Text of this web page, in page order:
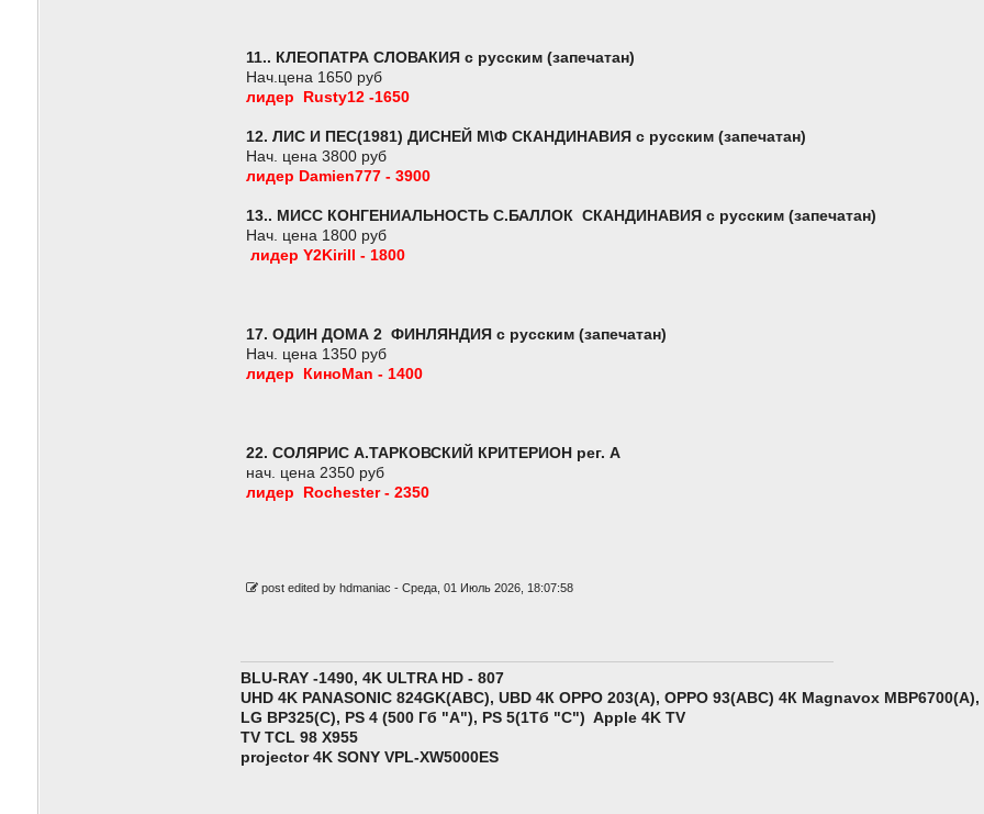
11.. КЛЕОПАТРА СЛОВАКИЯ с русским (запечатан)
Нач.цена 1650 руб
лидер Rusty12 -1650
12. ЛИС И ПЕС(1981) ДИСНЕЙ М\Ф СКАНДИНАВИЯ с русским (запечатан)
Нач. цена 3800 руб
лидер Damien777 - 3900
13.. МИСС КОНГЕНИАЛЬНОСТЬ С.БАЛЛОК СКАНДИНАВИЯ с русским (запечатан)
Нач. цена 1800 руб
лидер Y2Kirill - 1800
17. ОДИН ДОМА 2 ФИНЛЯНДИЯ с русским (запечатан)
Нач. цена 1350 руб
лидер КиноMan - 1400
22. СОЛЯРИС А.ТАРКОВСКИЙ КРИТЕРИОН рег. А
нач. цена 2350 руб
лидер Rochester - 2350
post edited by hdmaniac - Среда, 01 Июль 2026, 18:07:58
BLU-RAY -1490, 4K ULTRA HD - 807
UHD 4K PANASONIC 824GK(ABC), UBD 4К OPPO 203(A), ОPPO 93(ABC) 4К Magnavox MBP6700(А),
LG BP325(C), PS 4 (500 Гб "A"), PS 5(1Тб "С") Apple 4K TV
TV TCL 98 X955
projector 4K SONY VPL-XW5000ES